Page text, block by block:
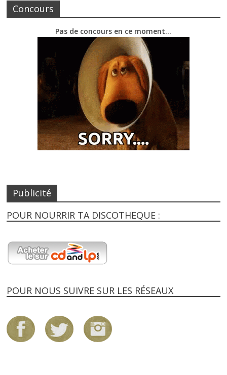
Concours
Pas de concours en ce moment…
Publicité
POUR NOURRIR TA DISCOTHEQUE :
POUR NOUS SUIVRE SUR LES RÉSEAUX